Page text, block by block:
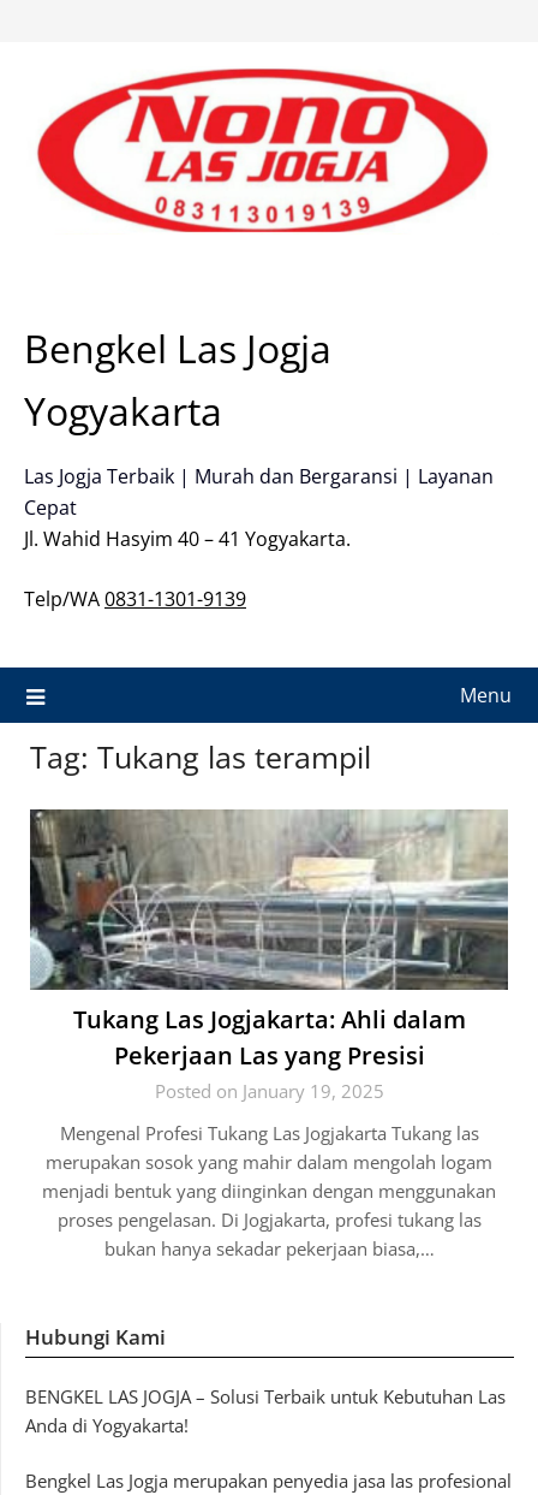
Bengkel Las Jogja
Yogyakarta
Las Jogja Terbaik | Murah dan Bergaransi | Layanan
Cepat
Jl. Wahid Hasyim 40 – 41 Yogyakarta.
Telp/WA0831-1301-9139
Menu
Tag: Tukang las terampil
Tukang Las Jogjakarta: Ahli dalam
Pekerjaan Las yang Presisi
Posted on January 19, 2025
Mengenal Profesi Tukang Las Jogjakarta Tukang las
merupakan sosok yang mahir dalam mengolah logam
menjadi bentuk yang diinginkan dengan menggunakan
proses pengelasan. Di Jogjakarta, profesi tukang las
bukan hanya sekadar pekerjaan biasa,…
Hubungi Kami
BENGKEL LAS JOGJA – Solusi Terbaik untuk Kebutuhan Las
Anda di Yogyakarta!
Bengkel Las Jogja merupakan penyedia jasa las profesional